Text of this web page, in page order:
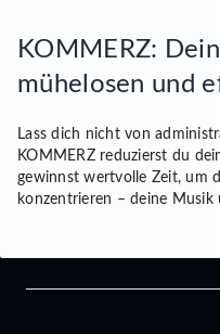
KOMMERZ:
mühelosen und
Lass dich nicht von
KOMMERZ reduzierst du
gewinnst wertvolle Zeit, um
konzentrieren – deine Musik